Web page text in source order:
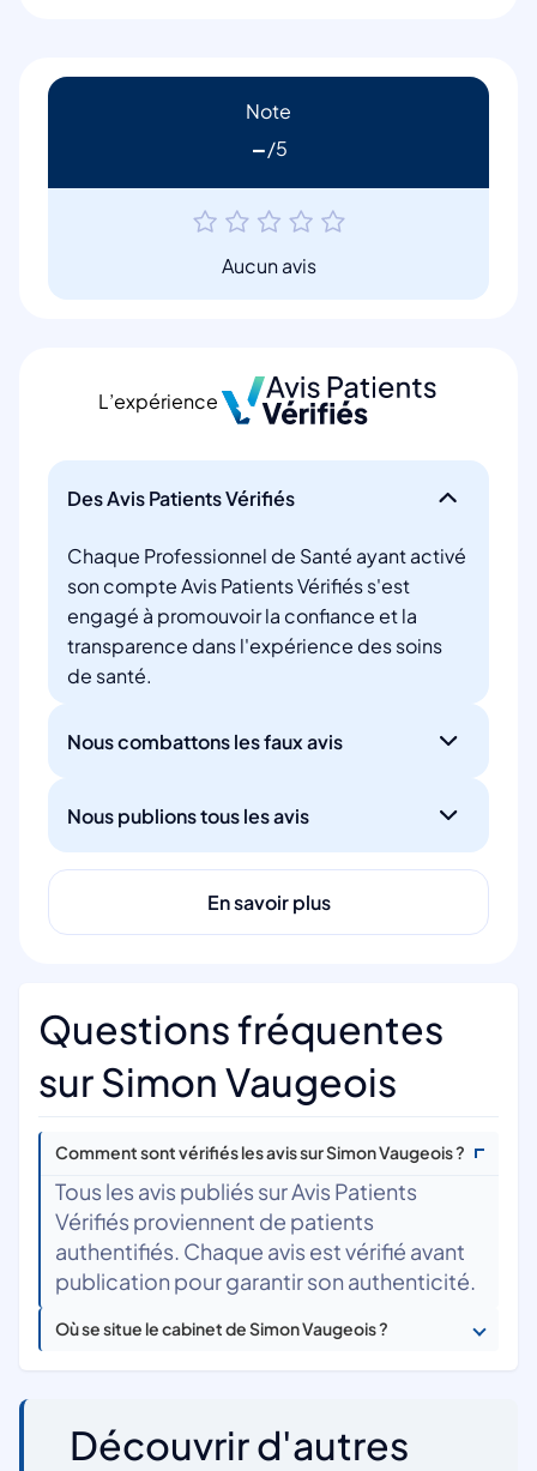
Note
-
Aucun avis
L’expérience
Des Avis Patients Vérifiés
Chaque Professionnel de Santé ayant activé
son compte Avis Patients Vérifiés s'est
engagé à promouvoir la confiance et la
transparence dans l'expérience des soins
de santé.
Nous combattons les faux avis
Nous publions tous les avis
En savoir plus
Questions fréquentes
sur Simon Vaugeois
Comment sont vérifiés les avis sur Simon Vaugeois ?
Tous les avis publiés sur Avis Patients
Vérifiés proviennent de patients
authentifiés. Chaque avis est vérifié avant
publication pour garantir son authenticité.
Où se situe le cabinet de Simon Vaugeois ?
Découvrir d'autres